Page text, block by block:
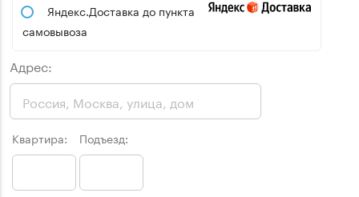
Яндекс.Доставка до пункта
самовывоза
Адрес:
Квартира: Подъезд: